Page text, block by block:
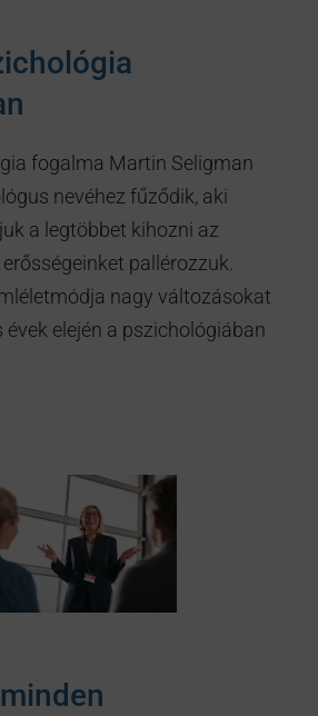
fogalma Martin Seligman
nevéhez fűződik, aki
a legtöbbet kihozni az
pallérozzuk.
nagy változásokat
elején a pszichológiában